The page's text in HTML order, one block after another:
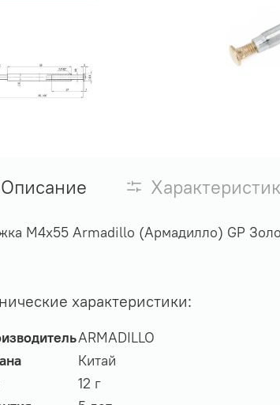
Описание
М4х55 Armadillo (Армадилло) GP
характеристики:
ARMADILLO
Китай
12 г